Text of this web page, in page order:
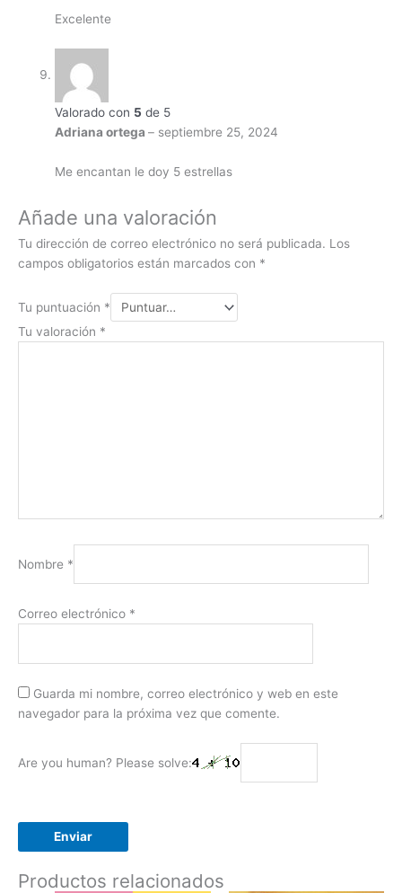
Excelente
Valorado con 5 de 5
Adriana ortega– septiembre 25, 2024
Me encantan le doy 5 estrellas
Añade una valoración
Tu dirección de correo electrónico no será publicada. Los
campos obligatorios están marcados con *
Tu puntuación *
Tu valoración *
Nombre *
Correo electrónico *
Guarda mi nombre, correo electrónico y web en este
navegador para la próxima vez que comente.
Are you human? Please solve:
Productos relacionados